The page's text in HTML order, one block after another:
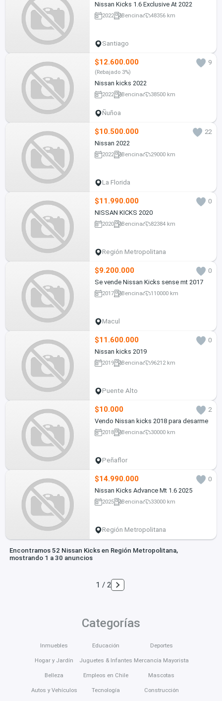
Nissan Kicks 1.6 Exclusive At 2022
2022 Bencina 48356 km
Santiago
$12.600.000 9
(Rebajado 3%)
Nissan kicks 2022
2022 Bencina 38500 km
Ñuñoa
$10.500.000
22
Nissan 2022
2022 Bencina 29000 km
La Florida
$11.990.000
0
NISSAN KICKS 2020
2020 Bencina 82384 km
Región Metropolitana
$9.200.000
0
Se vende Nissan Kicks sense mt 2017
2017 Bencina 110000 km
Macul
$11.600.000
0
Nissan kicks 2019
2019 Bencina 96212 km
Puente Alto
$10.000
2
Vendo Nissan kicks 2018 para desarme
2018 Bencina 30000 km
Peñaflor
$14.990.000
0
Nissan Kicks Advance Mt 1.6 2025
2025 Bencina 33000 km
Región Metropolitana
Encontramos 52 Nissan Kicks en Región Metropolitana,
mostrando 1 a 30 anuncios
1 / 2
Categorías
Inmuebles
Hogar y Jardín
Belleza
Autos y Vehículos
Educación
Juguetes & Infantes
Empleos en Chile
Tecnología
Deportes
Mercancía Mayorista
Mascotas
Construcción